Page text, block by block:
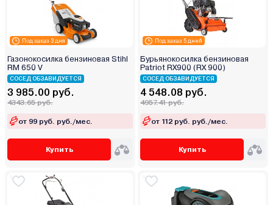
Под заказ 3 дня
Газонокосилка бензиновая Stihl
RM 650 V
СОСЕД ОБЗАВИДУЕТСЯ
3 985.00 руб.
4343.65 руб.
от 99 руб. руб./мес.
Купить
Под заказ 5 дней
Бурьянокосилка бензиновая
Patriot RX900 (RX 900)
СОСЕД ОБЗАВИДУЕТСЯ
4 548.08 руб.
4957.41 руб.
от 112 руб. руб./мес.
Купить